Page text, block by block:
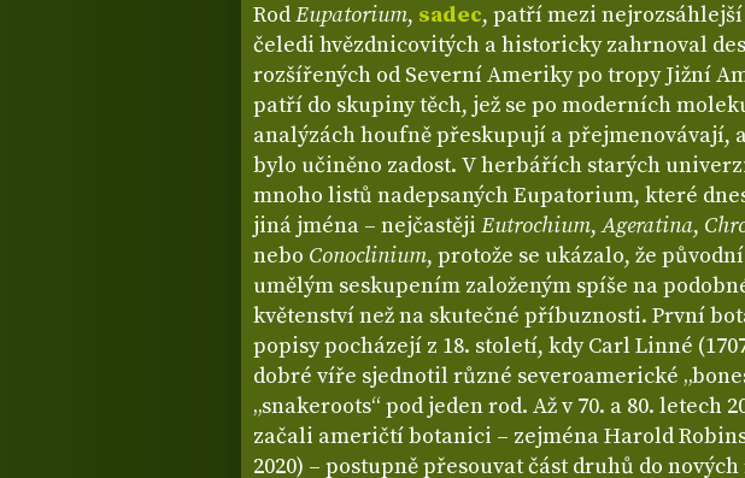
RodEupatorium, sadec, patří mezi
čeledi hvězdnicovitých a historicky zahrnoval
rozšířených od Severní Ameriky po tropy Jižní
patří do skupiny těch, jež se po moderních
analýzách houfně přeskupují a přejmenovávají,
bylo učiněno zadost. V herbářích starých
mnoho listů nadepsaných Eupatorium, které
jiná jména – nejčastěji Eutrochium,Ageratina,
nebo Conoclinium, protože se ukázalo, že
umělým seskupením založeným spíše na
květenství než na skutečné příbuznosti. První
popisy pocházejí z 18. století, kdy Carl Linné
dobré víře sjednotil různé severoamerické
„snakeroots“ pod jeden rod. Až v 70. a 80. letech
začali američtí botanici – zejména Harold
2020) – postupně přesouvat část druhů do